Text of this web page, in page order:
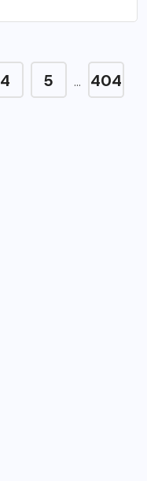
4 5 … 404